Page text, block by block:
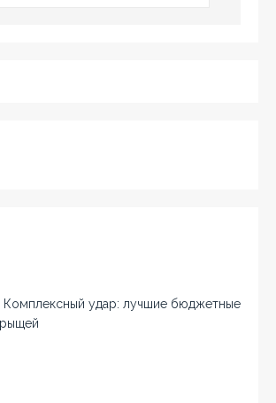
Комплексный удар: лучшие бюджетные